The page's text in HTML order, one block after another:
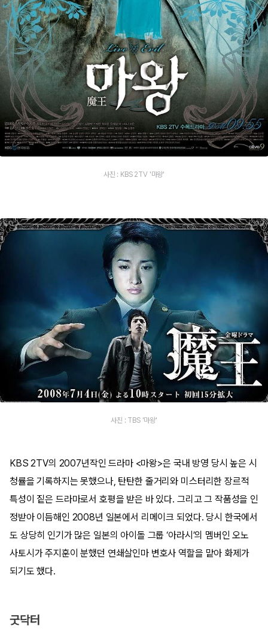
사진 : KBS 2TV '마왕'
사진 : TBS '마왕'
KBS 2TV의 2007년작인 드라마 <마왕>은 국내 방영 당시 높은 시
청률을 기록하지는 못했으나, 탄탄한 줄거리와 미스터리한 장르적
특성이 짙은 드라마로서 호평을 받은 바 있다. 그리고 그 작품성을 인
정받아 이듬해인 2008년 일본에서 리메이크 되었다. 당시 한국에서
도 상당히 인기가 많은 일본의 아이돌 그룹 ‘아라시’의 멤버인 오노
사토시가 주지훈이 분했던 연쇄살인마 변호사 역할을 맡아 화제가
되기도 했다.
굿닥터